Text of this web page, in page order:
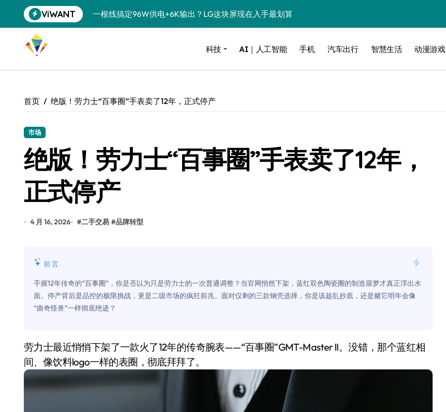
到
ViWANT
一根线搞定96W供电+6K输出？LG这块屏现在入手最划算
宠物美容吸尘器，是智商税还是真香？实测告诉你
三星QS90H回音壁评测：内置四重低音，把影院塞进电视柜
复古掌机续航攻略：让老游戏机告别“电池杀手”
降噪耳机也搞“青春版”？索尼这招“借尸还魂”，是妙棋还是昏招？
SSD涨到肉疼，U盘反而成了性价比之王？
净利润暴跌7.7%，苏泊尔开始靠“擦边”续命了？
Peloton 新车实测：屏幕能转、风扇怼脸，但最狠的是那个机械音
Xbox七月大崩盘：裁员3200、卖工作室、网络瘫了，微软这次真急了
谷歌DeepMind创始人辞去CEO，但继续“垂帘听政”？
全球最小U盘，容量却碾压iPhone 17顶配？闪迪这波操作太狠了
400层堆叠、性能翻倍 三星把最新存储技术给了AI
召回X9、合作大众遇冷、高端梦碎：小鹏的“多事之夏”
科技 AI｜人工智能 手机 汽车出行 智慧生活 动漫游戏
首页 绝版！劳力士“百事圈”手表卖了12年，正式停产
市场
绝版！劳力士“百事圈”手表卖了12年，
正式停产
4 月 16, 2026 #二手交易 #品牌转型
前言
手握12年传奇的“百事圈”，你是否以为只是劳力士的一次普通调整？当官网悄然下架，蓝红双色陶瓷圈的制造噩梦才真正浮出水
面。停产背后是品控的极限挑战，更是二级市场的疯狂前兆。面对仅剩的三款钢壳选择，你是该趁乱抄底，还是赌它明年会像
“曲奇怪兽”一样彻底绝迹？
劳力士最近悄悄下架了一款火了12年的传奇腕表——“百事圈”GMT-Master II。没错，那个蓝红相
间、像饮料logo一样的表圈，彻底拜拜了。